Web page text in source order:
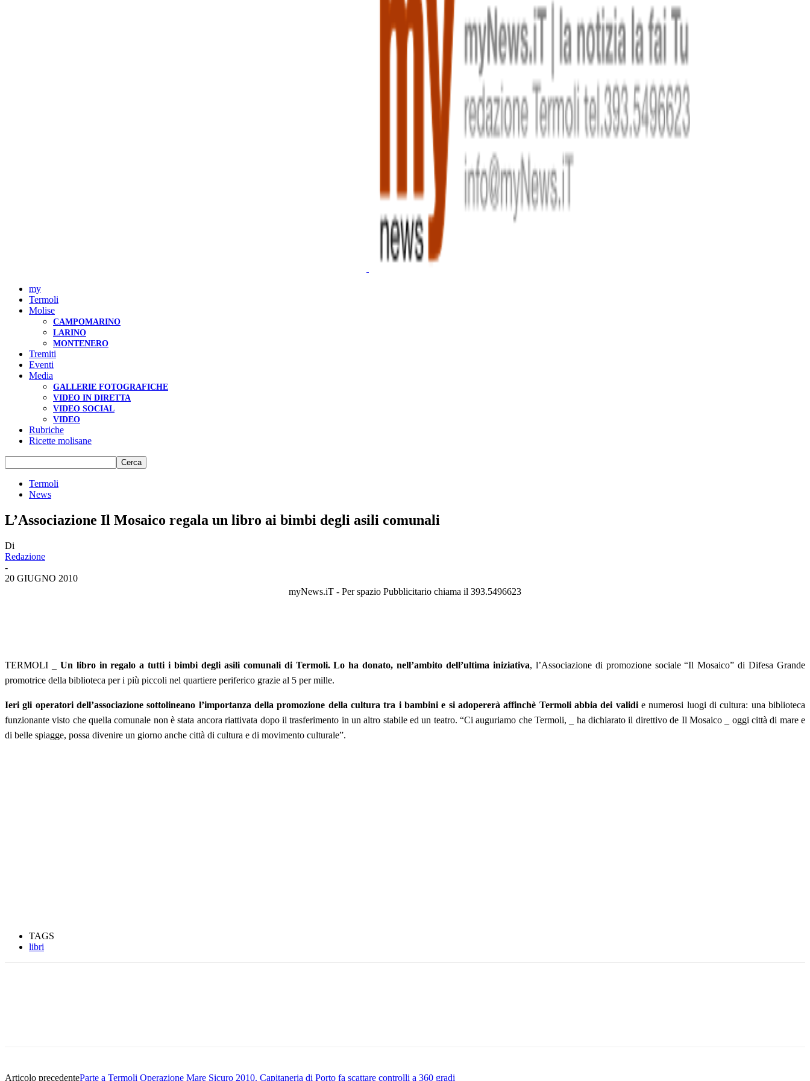
my
Termoli
Molise
CAMPOMARINO
LARINO
MONTENERO
Tremiti
Eventi
Media
GALLERIE FOTOGRAFICHE
VIDEO IN DIRETTA
VIDEO SOCIAL
VIDEO
Rubriche
Ricette molisane
Termoli
News
L’Associazione Il Mosaico regala un libro ai bimbi degli asili comunali
Di
Redazione
-
20 GIUGNO 2010
myNews.iT - Per spazio Pubblicitario chiama il 393.5496623
TERMOLI _ Un libro in regalo a tutti i bimbi degli asili comunali di Termoli. Lo ha donato, nell’ambito dell’ultima iniziativa, l’Associazione di promozione sociale “Il Mosaico” di Difesa Grande
promotrice della biblioteca per i più piccoli nel quartiere periferico grazie al 5 per mille.
Ieri gli operatori dell’associazione sottolineano l’importanza della promozione della cultura tra i bambini e si adopererà affinchè Termoli abbia dei validie numerosi luogi di cultura: una biblioteca
funzionante visto che quella comunale non è stata ancora riattivata dopo il trasferimento in un altro stabile ed un teatro. “Ci auguriamo che Termoli, _ ha dichiarato il direttivo de Il Mosaico _ oggi città di mare e
di belle spiagge, possa divenire un giorno anche città di cultura e di movimento culturale”.
TAGS
libri
Articolo precedenteParte a Termoli Operazione Mare Sicuro 2010. Capitaneria di Porto fa scattare controlli a 360 gradi